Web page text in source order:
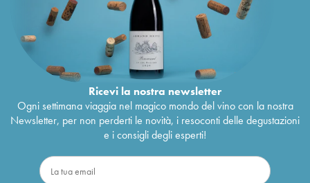
Ricevi la nostra newsletter
Ogni settimana viaggia nel magico mondo del vino con la nostra
Newsletter, per non perderti le novità, i resoconti delle degustazioni
e i consigli degli esperti!